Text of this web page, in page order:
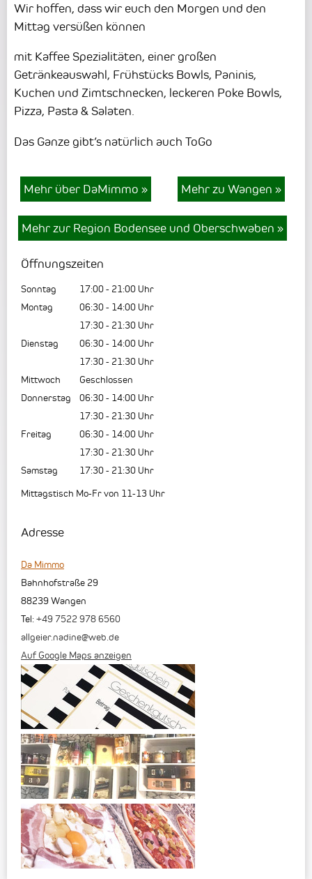
Wir hoffen, dass wir euch den Morgen und den
Mittag versüßen können
mit Kaffee Spezialitäten, einer großen
Getränkeauswahl, Frühstücks Bowls, Paninis,
Kuchen und Zimtschnecken, leckeren Poke Bowls,
Pizza, Pasta & Salaten.
Das Ganze gibt’s natürlich auch ToGo
Mehr über DaMimmo » Mehr zu Wangen »
Mehr zur Region Bodensee und Oberschwaben »
Öffnungszeiten
Sonntag 17:00- 21:00 Uhr
Montag
06:30- 14:00 Uhr
17:30- 21:30 Uhr
Dienstag
06:30- 14:00 Uhr
17:30- 21:30 Uhr
Mittwoch
Geschlossen
Donnerstag
06:30- 14:00 Uhr
17:30- 21:30 Uhr
Freitag
06:30- 14:00 Uhr
17:30- 21:30 Uhr
Samstag
17:30- 21:30 Uhr
Mittagstisch Mo-Fr von 11-13 Uhr
Adresse
Da Mimmo
Bahnhofstraße 29
88239Wangen
Tel: +49 7522 978 6560
allgeier.nadine@web.de
Auf Google Maps anzeigen